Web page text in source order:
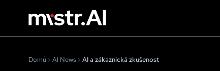
Domů AI News AI a zákaznická zkušenost